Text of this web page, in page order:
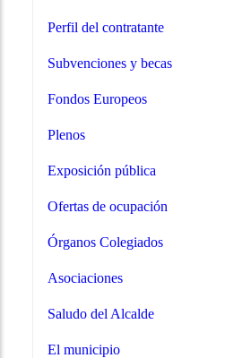
Perfil del contratante
Subvenciones y becas
Fondos Europeos
Plenos
Exposición pública
Ofertas de ocupación
Órganos Colegiados
Asociaciones
Saludo del Alcalde
El municipio